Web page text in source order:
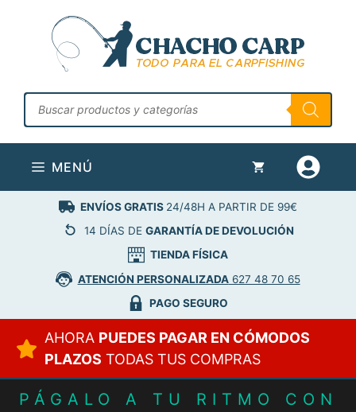
contenido
Búsqueda
de
productos
MENÚ
ENVÍOS GRATIS 24/48H A PARTIR DE 99€
14 DÍAS DE GARANTÍA DE DEVOLUCIÓN
TIENDA FÍSICA
ATENCIÓN PERSONALIZADA627 48 70 65
PAGO SEGURO
AHORA PUEDES PAGAR EN CÓMODOS
PLAZOS TODAS TUS COMPRAS
PÁGALO A TU RITMO CON